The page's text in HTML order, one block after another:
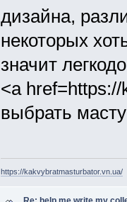
дизайна,
некоторых
значит
<a
выбрать
https://kakvybratmasturbator.vn.ua/